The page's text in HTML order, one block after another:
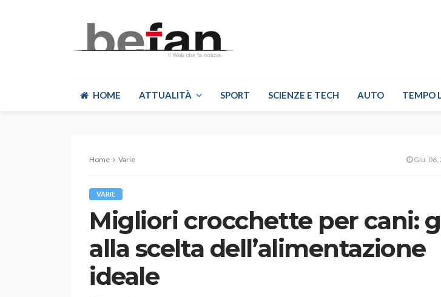
HOME ATTUALITÀ SPORT SCIENZE E TECH AUTO TEMPO
Home Varie Giu. 06,
VARIE
Migliori crocchette per cani:
alla scelta dell’alimentazione
ideale